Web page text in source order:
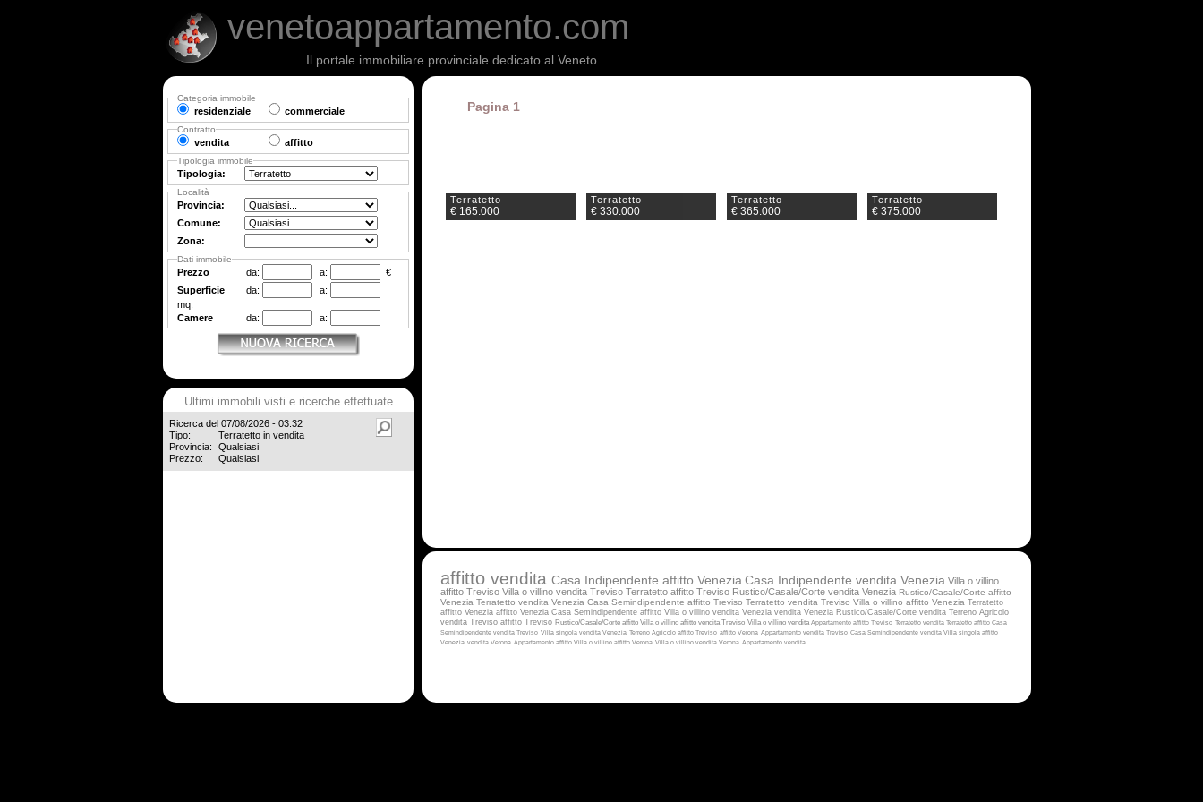
venetoappartamento.com
Il portale immobiliare provinciale dedicato al Veneto
Pagina 1
Terratetto
€ 165.000
Terratetto
€ 330.000
Terratetto
€ 365.000
Terratetto
€ 375.000
affitto vendita Casa Indipendente affitto Venezia Casa Indipendente vendita Venezia Villa o villino
affitto Treviso Villa o villino vendita Treviso Terratetto affitto Treviso Rustico/Casale/Corte vendita Venezia Rustico/Casale/Corte affitto
Venezia Terratetto vendita Venezia Casa Semindipendente affitto Treviso Terratetto vendita Treviso Villa o villino affitto Venezia Terratetto
affitto Venezia affitto Venezia Casa Semindipendente affitto Villa o villino vendita Venezia vendita Venezia Rustico/Casale/Corte vendita Terreno Agricolo
vendita Treviso affitto Treviso Rustico/Casale/Corte affitto Villa o villino affitto vendita Treviso Villa o villino venditaAppartamento affitto Treviso Terratetto vendita Terratetto affitto Casa
Semindipendente vendita Treviso Villa singola vendita Venezia Terreno Agricolo affitto Treviso affitto Verona Appartamento vendita Treviso Casa Semindipendente vendita Villa singola affitto
Venezia vendita Verona Appartamento affitto Villa o villino affitto Verona Villa o villino vendita Verona Appartamento vendita
Categoria immobile
residenziale commerciale
Contratto
vendita affitto
Tipologia immobile
Tipologia:
Località
Provincia:
Comune:
Zona:
Dati immobile
Prezzo da: a:
€
Superficie
da:
a:
mq.
Camere
da: a:
Ultimi immobili visti e ricerche effettuate
Ricerca del 07/08/2026 - 03:32
Tipo:
Terratetto in vendita
Provincia:
Qualsiasi
Prezzo:
Qualsiasi